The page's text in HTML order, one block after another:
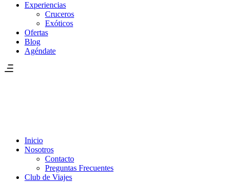
Experiencias
Cruceros
Exóticos
Ofertas
Blog
Agéndate
Inicio
Nosotros
Contacto
Preguntas Frecuentes
Club de Viajes